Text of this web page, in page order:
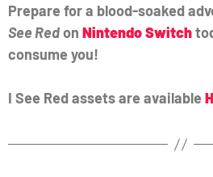
Prepare for a blood-soaked
See Redon Nintendo Switch
consume you!
I See Red assets are available